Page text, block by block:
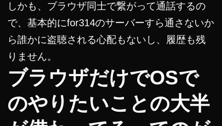
しかも、ブラウザ同士で繋がって通話するの
で、基本的にfor314のサーバーすら通さないか
ら誰かに盗聴される心配もないし、履歴も残
りません。
ブラウザだけでOSで
のやりたいことの大半